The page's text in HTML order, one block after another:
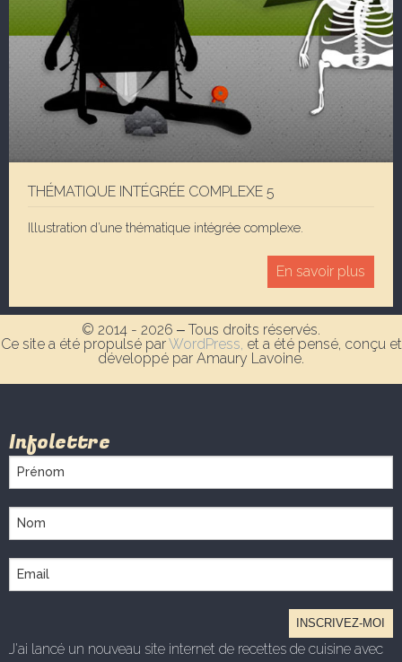
THÉMATIQUE INTÉGRÉE COMPLEXE 5
Illustration d’une thématique intégrée complexe.
En savoir plus
© 2014 - 2026 ‒ Tous droits réservés.
Ce site a été propulsé parWordPress, et a été pensé, conçu et
développé par Amaury Lavoine.
Infolettre
J'ai lancé un nouveau site internet de recettes de cuisine avec